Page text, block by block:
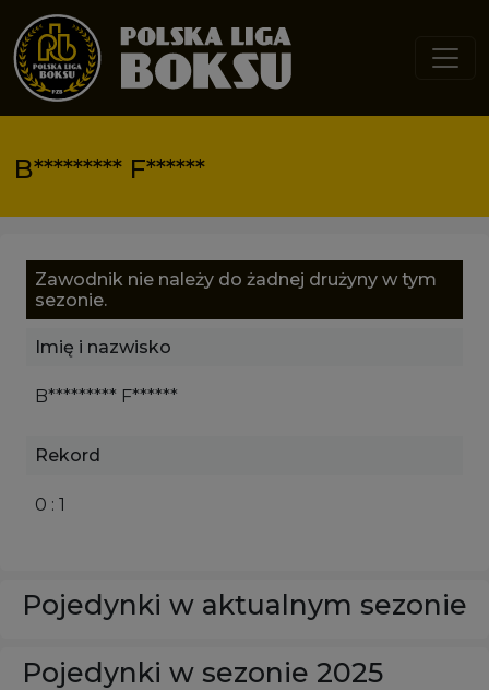
Przejdź do treści
B********* F******
Zawodnik nie należy do żadnej drużyny w tym
sezonie.
Imię i nazwisko
B********* F******
Rekord
0 : 1
Pojedynki w aktualnym sezonie
Pojedynki w sezonie 2025